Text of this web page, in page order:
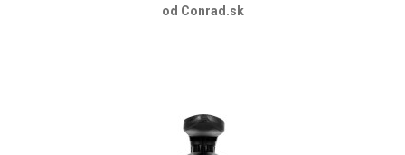
od Conrad.sk